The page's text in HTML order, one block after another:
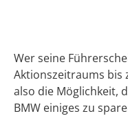
Wer seine
Aktionszeitraums bis
also die Möglichkeit,
BMW einiges zu